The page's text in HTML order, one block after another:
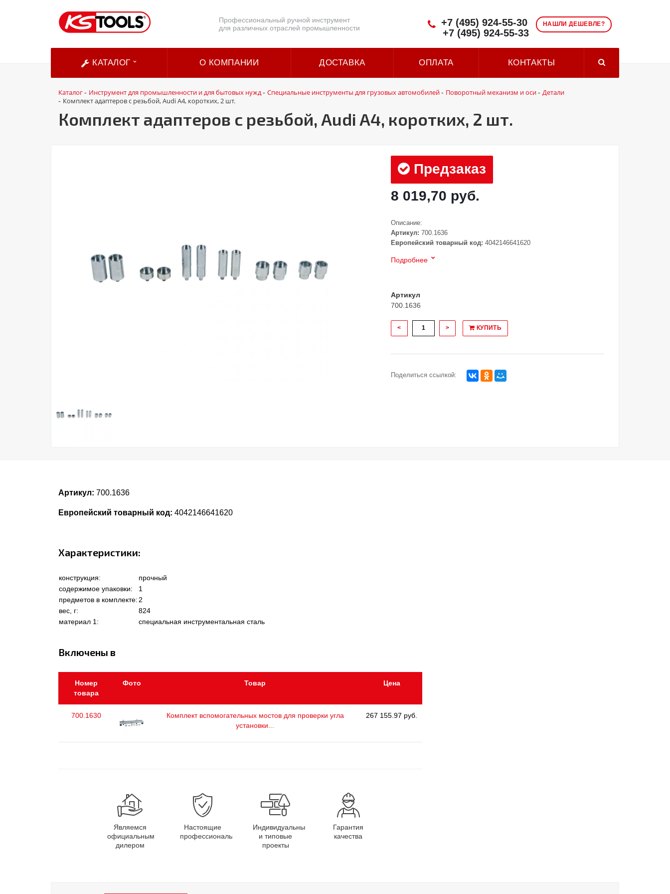
Профессиональный ручной инструмент
для различных отраслей промышленности
НАШЛИ ДЕШЕВЛЕ?
+7 (495) 924-55-30
+7 (495) 924-55-33
КАТАЛОГ О КОМПАНИИ ДОСТАВКА ОПЛАТА КОНТАКТЫ
Каталог- Инструмент для промышленности и для бытовых нужд- Специальные инструменты для грузовых автомобилей- Поворотный механизм и оси- Детали
- Комплект адаптеров с резьбой, Audi A4, коротких, 2 шт.
Комплект адаптеров с резьбой, Audi A4, коротких, 2 шт.
Предзаказ
8 019,70 руб.
Описание:
Артикул: 700.1636
Европейский товарный код: 4042146641620
Подробнее
Артикул
700.1636
< > КУПИТЬ
Поделиться ссылкой:
Артикул: 700.1636
Европейский товарный код: 4042146641620
Характеристики:
конструкция:
прочный
содержимое упаковки:
1
предметов в комплекте:2
вес, г:
824
материал 1:
специальная инструментальная сталь
Включены в
Номер
товара
Фото Товар Цена
700.1630
Комплект вспомогательных мостов для проверки угла
установки...
267 155.97 руб.
Являемся
официальным
дилером
Настоящие
профессионалы
Индивидуальные
и типовые
проекты
Гарантия
качества